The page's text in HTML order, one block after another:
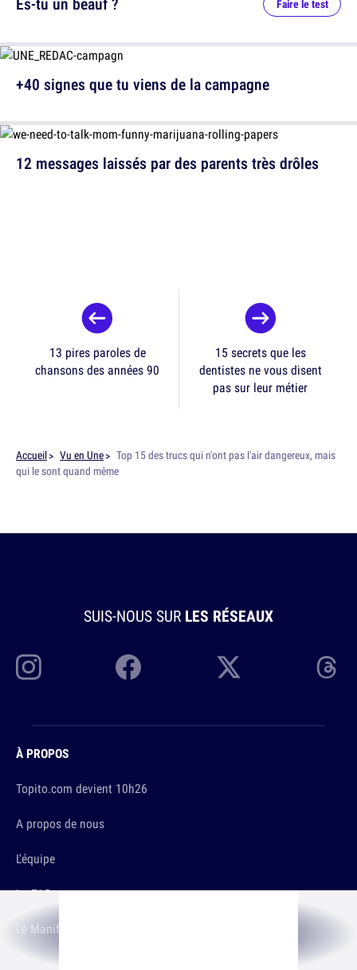
12 messages laissés par des parents très drôles
Faire le test
+40 signes que tu viens de la campagne
13 pires paroles de
chansons des années 90
15 secrets que les
dentistes ne vous disent
pas sur leur métier
Accueil Vu en Une
Top 15 des trucs qui n'ont pas l'air dangereux, mais
qui le sont quand même
SUIS-NOUS SUR LES RÉSEAUX
À PROPOS
Topito.com devient 10h26
A propos de nous
L'équipe
La FAQ
Le Manifeste
Nous contacter